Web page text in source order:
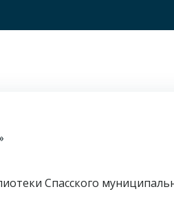
Спасского